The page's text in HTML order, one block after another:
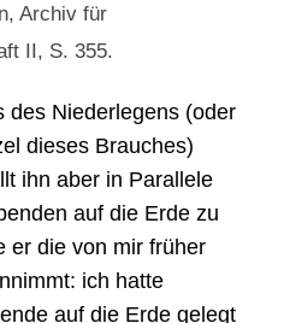
Archiv für
II, S. 355.
des Niederlegens (oder
dieses Brauches)
ihn aber in Parallele
auf die Erde zu
er die von mir früher
ich hatte
auf die Erde gelegt